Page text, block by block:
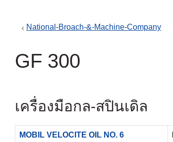
National-Broach-&-Machine-Company
GF 300
เครื่องมือกล-สปินเดิล
MOBIL VELOCITE OIL NO. 6